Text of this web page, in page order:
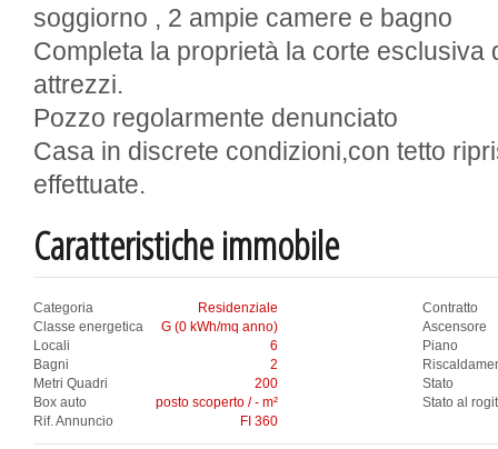
soggiorno , 2 ampie camere e bagno
Completa la proprietà la corte esclusiva
attrezzi.
Pozzo regolarmente denunciato
Casa in discrete condizioni,con tetto
effettuate.
Caratteristiche immobile
Categoria
Residenziale
Classe energetica
G (0 kWh/mq anno)
Locali
6
Bagni
2
Metri Quadri
200
Box auto
posto scoperto / - m²
Rif. Annuncio
FI 360
Contratto
Ascensore
Piano
Stato
Stato al